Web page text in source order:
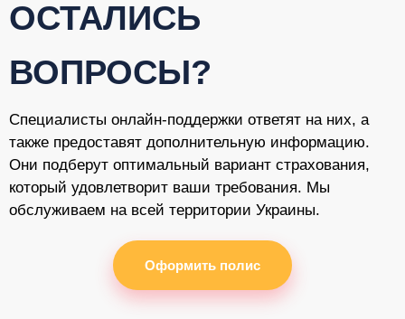
ОСТАЛИСЬ
ВОПРОСЫ?
Специалисты онлайн-поддержки ответят на них, а
также предоставят дополнительную информацию.
Они подберут оптимальный вариант страхования,
который удовлетворит ваши требования. Мы
обслуживаем на всей территории Украины.
Оформить полис